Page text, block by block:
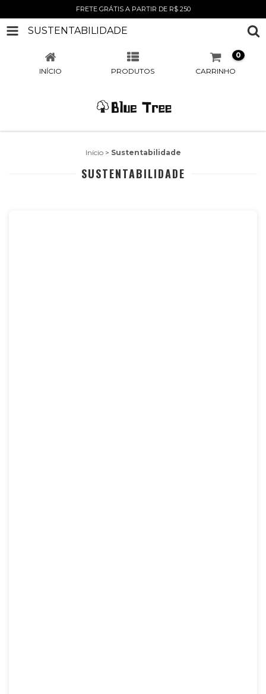
FRETE GRÁTIS A PARTIR DE R$ 250
SUSTENTABILIDADE
INÍCIO PRODUTOS CARRINHO
0
Início > Sustentabilidade
SUSTENTABILIDADE